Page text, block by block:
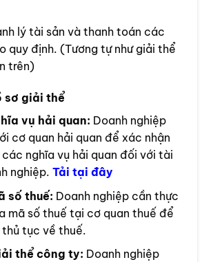
lý tài sản và thanh toán các
quy định. (Tương tự như giải thể
trên)
sơ giải thể
vụ hải quan: Doanh nghiệp
cơ quan hải quan để xác nhận
nghĩa vụ hải quan đối với tài
nghiệp. Tải tại đây
số thuế: Doanh nghiệp cần thực
mã số thuế tại cơ quan thuế để
tục về thuế.
thể công ty: Doanh nghiệp